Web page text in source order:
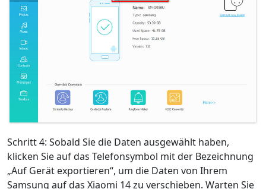
Schritt 4: Sobald Sie die Daten ausgewählt haben,
klicken Sie auf das Telefonsymbol mit der Bezeichnung
„Auf Gerät exportieren“, um die Daten von Ihrem
Samsung auf das Xiaomi 14 zu verschieben. Warten Sie